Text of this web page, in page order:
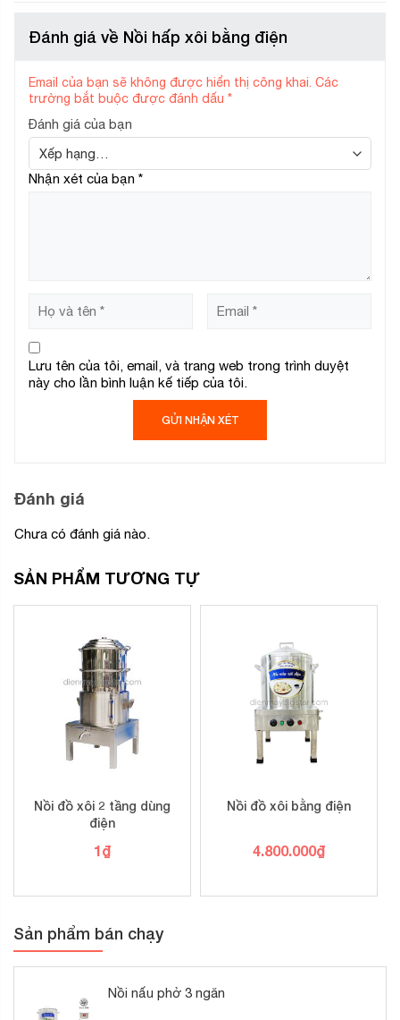
Đánh giá về Nồi hấp xôi bằng điện
Email của bạn sẽ không được hiển thị công khai. Các
trường bắt buộc được đánh dấu *
Đánh giá của bạn
Nhận xét của bạn *
Lưu tên của tôi, email, và trang web trong trình duyệt
này cho lần bình luận kế tiếp của tôi.
Đánh giá
Chưa có đánh giá nào.
SẢN PHẨM TƯƠNG TỰ
Nồi đồ xôi 2 tầng dùng
điện
1₫
Nồi đồ xôi bằng điện
4.800.000₫
Sản phẩm bán chạy
Nồi nấu phở 3 ngăn